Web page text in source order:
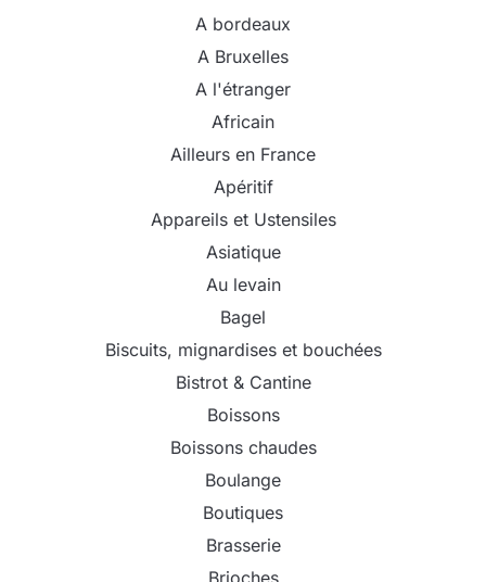
A bordeaux
A Bruxelles
A l'étranger
Africain
Ailleurs en France
Apéritif
Appareils et Ustensiles
Asiatique
Au levain
Bagel
Biscuits, mignardises et bouchées
Bistrot & Cantine
Boissons
Boissons chaudes
Boulange
Boutiques
Brasserie
Brioches